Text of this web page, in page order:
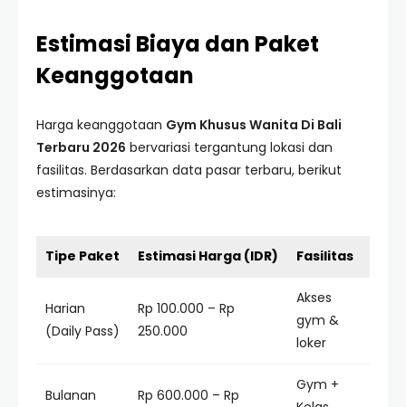
Estimasi Biaya dan Paket
Keanggotaan
Harga keanggotaan Gym Khusus Wanita Di Bali
Terbaru 2026 bervariasi tergantung lokasi dan
fasilitas. Berdasarkan data pasar terbaru, berikut
estimasinya:
Tipe Paket Estimasi Harga (IDR) Fasilitas
Harian
(Daily Pass)
Rp 100.000 – Rp
250.000
Akses
gym &
loker
Bulanan Rp 600.000 – Rp
Gym +